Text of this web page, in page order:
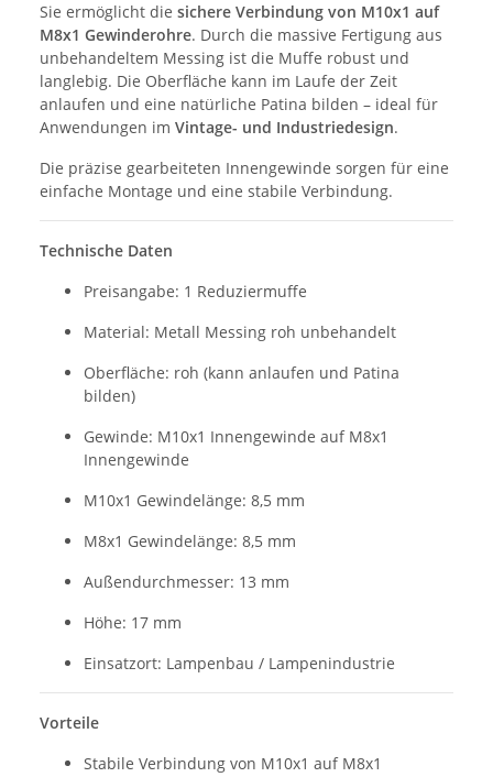
Sie ermöglicht die sichere Verbindung von M10x1 auf
M8x1 Gewinderohre. Durch die massive Fertigung aus
unbehandeltem Messing ist die Muffe robust und
langlebig. Die Oberfläche kann im Laufe der Zeit
anlaufen und eine natürliche Patina bilden – ideal für
Anwendungen im Vintage- und Industriedesign.
Die präzise gearbeiteten Innengewinde sorgen für eine
einfache Montage und eine stabile Verbindung.
Technische Daten
Preisangabe: 1 Reduziermuffe
Material: Metall Messing roh unbehandelt
Oberfläche: roh (kann anlaufen und Patina
bilden)
Gewinde: M10x1 Innengewinde auf M8x1
Innengewinde
M10x1 Gewindelänge: 8,5 mm
M8x1 Gewindelänge: 8,5 mm
Außendurchmesser: 13 mm
Höhe: 17 mm
Einsatzort: Lampenbau / Lampenindustrie
Vorteile
Stabile Verbindung von M10x1 auf M8x1